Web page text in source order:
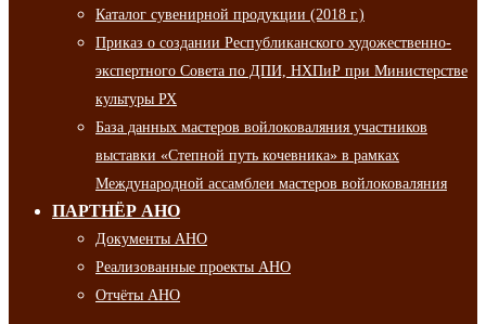
Каталог сувенирной продукции (2018 г.)
Приказ о создании Республиканского художественно-
экспертного Совета по ДПИ, НХПиР при Министерстве
культуры РХ
База данных мастеров войлоковаляния участников
выставки «Степной путь кочевника» в рамках
Международной ассамблеи мастеров войлоковаляния
ПАРТНЁР АНО
Документы АНО
Реализованные проекты АНО
Отчёты АНО